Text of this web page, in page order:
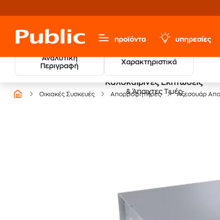
προϊόντα υπηρεσίες
Αναλυτική
Περιγραφή
Χαρακτηριστικά
Καλοκαιρινές Εκπτώσεις
& Άπαιχτες Τιμές
Οικιακές Συσκευές Απορροφητήρες Αξεσουάρ